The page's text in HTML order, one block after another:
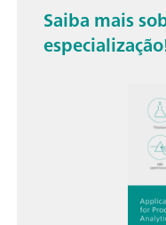
Saiba mais